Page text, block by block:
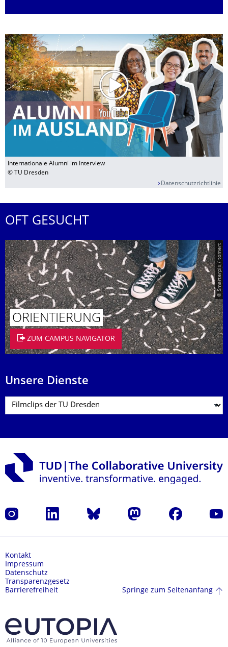
Internationale Alumni im Interview
© TU Dresden
Datenschutzrichtlinie
OFT GESUCHT
© Smarterpix / tomert
ORIENTIERUNG
ZUM CAMPUS NAVIGATOR
Unsere Dienste
Instagram LinkedIn Bluesky Mastodon Facebook
Kontakt
Impressum
Datenschutz
Transparenzgesetz
Barrierefreiheit
Springe zum Seitenanfang